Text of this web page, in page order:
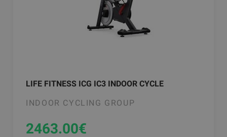
LIFE FITNESS ICG IC3 INDOOR CYCLE
INDOOR CYCLING GROUP
2463.00€